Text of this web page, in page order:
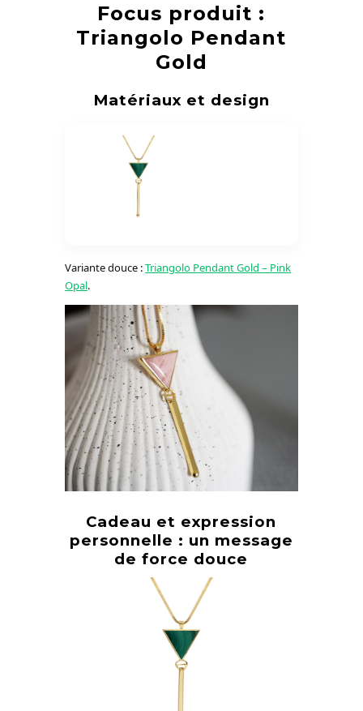
Focus produit :
Triangolo Pendant
Gold
Matériaux et design
Variante douce :Triangolo Pendant Gold – Pink
Opal.
Cadeau et expression
personnelle : un message
de force douce